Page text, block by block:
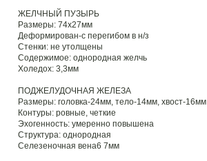
ЖЕЛЧНЫЙ ПУЗЫРЬ
Размеры: 74х27мм
Деформирован-с перегибом в н/з
Стенки: не утолщены
Содержимое: однородная желчь
Холедох: 3,3мм
ПОДЖЕЛУДОЧНАЯ ЖЕЛЕЗА
Размеры: головка-24мм, тело-14мм, хвост-16мм
Контуры: ровные, четкие
Эхогенность: умеренно повышена
Структура: однородная
Селезеночная вена6 7мм